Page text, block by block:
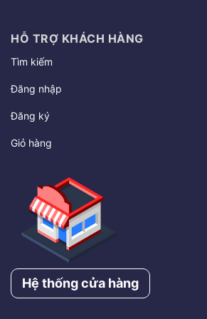
HỖ TRỢ KHÁCH HÀNG
Tìm kiếm
Đăng nhập
Đăng ký
Giỏ hàng
Hệ thống cửa hàng